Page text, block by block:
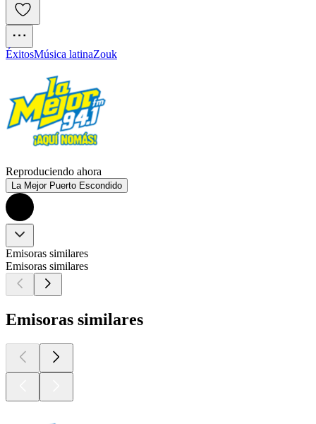
ÉxitosMúsica latinaZouk
Reproduciendo ahora
La Mejor Puerto Escondido
Emisoras similares
Emisoras similares
Emisoras similares